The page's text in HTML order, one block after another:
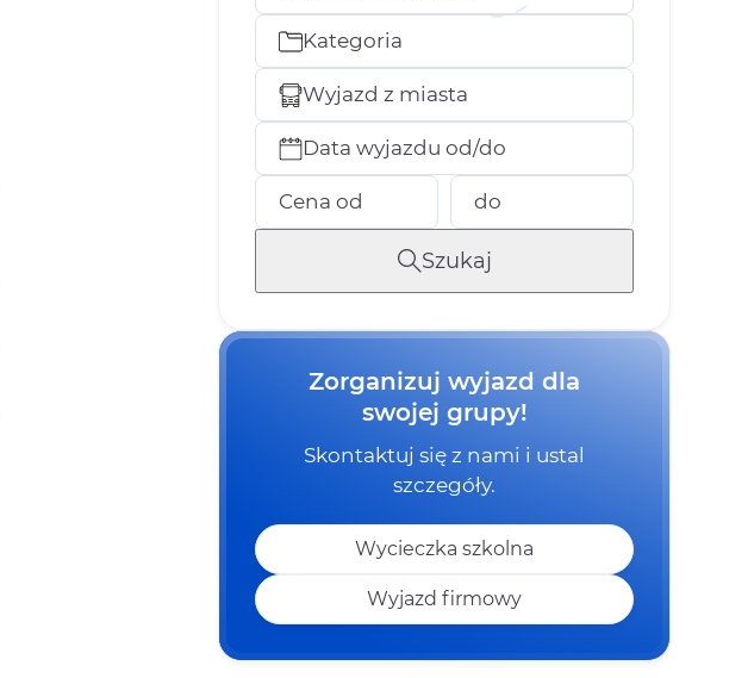
Kategoria
Wyjazd z miasta
Data wyjazdu od/do
Cena od do
Szukaj
Zorganizuj wyjazd dla
swojej grupy!
Skontaktuj się z nami i ustal
szczegóły.
Wycieczka szkolna
Wyjazd firmowy